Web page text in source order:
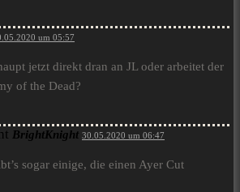
um 05:57
jetzt direkt dran an JL oder arbeitet der
of the Dead?
BrightKnight 30.05.2020 um 06:47
sogar einige, die einen Ayer Cut